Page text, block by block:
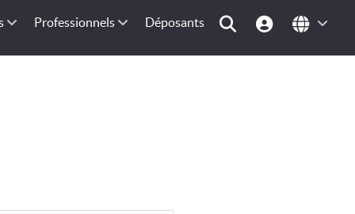
Professionnels Déposants